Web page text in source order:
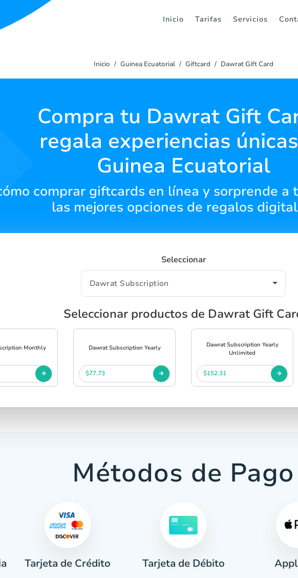
Inicio Tarifas Servicios
Inicio Guinea Ecuatorial Giftcard Dawrat Gift Card
Compra tu Dawrat Gift
regala experiencias
Guinea Ecuatorial
comprar giftcards en línea y sorprende a
las mejores opciones de regalos
Seleccionar
Seleccionar productos de Dawrat Gift
Monthly Dawrat Subscription Yearly
$77.73
Dawrat Subscription Yearly
Unlimited
$152.31
Métodos de Pago
Tarjeta de Crédito Tarjeta de Débito